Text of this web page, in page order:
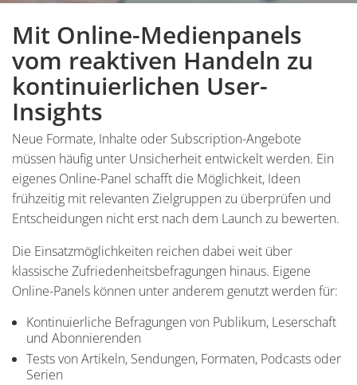
Inhalt
Mit Online-Medienpanels
vom reaktiven Handeln zu
kontinuierlichen User-
Insights
Neue Formate, Inhalte oder Subscription-Angebote
müssen häufig unter Unsicherheit entwickelt werden. Ein
eigenes Online-Panel schafft die Möglichkeit, Ideen
frühzeitig mit relevanten Zielgruppen zu überprüfen und
Entscheidungen nicht erst nach dem Launch zu bewerten.
Die Einsatzmöglichkeiten reichen dabei weit über
klassische Zufriedenheitsbefragungen hinaus. Eigene
Online-Panels können unter anderem genutzt werden für:
Kontinuierliche Befragungen von Publikum, Leserschaft
und Abonnierenden
Tests von Artikeln, Sendungen, Formaten, Podcasts oder
Serien